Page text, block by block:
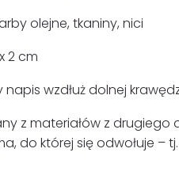
olejne, tkaniny, nici
2 cm
wzdłuż dolnej
z materiałów z
do której się odwołuje –